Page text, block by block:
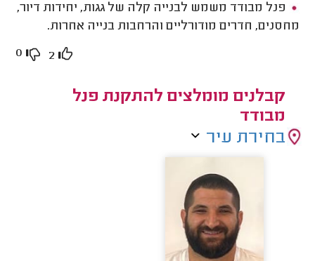
פנל מבודד משמש לבנייה קלה של גגות, יחידות דיור,
מחסנים, חדרים מודורליים והרחבות בנייה אחרות.
2
0
קבלנים מומלצים להתקנת פנל
מבודד
בחירת עיר